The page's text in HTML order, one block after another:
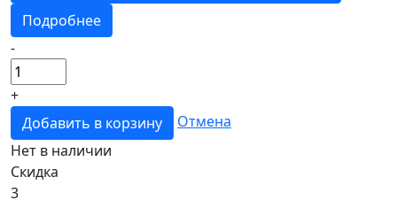
Подробнее
-
+
Добавить в корзину
Отмена
Нет в наличии
Скидка
3